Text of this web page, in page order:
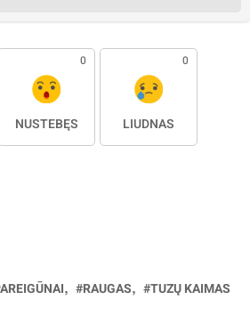
0
NUSTEBĘS
0
LIŪDNAS
RAUGAS TUZŲ KAIMAS